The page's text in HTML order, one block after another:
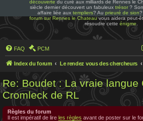
découverte du curé aux milliards de Rennes le
siècle dernier découvert un fabuleux trésor?
affaire liée aux templiers? Au prieuré de sion?
forum sur Rennes le Chateauvous aidera peut-
résoudre cetteénigme
FAQ PCM
Index du forum Le rendez vous des chercheurs
Re: Boudet : La vraie langue
Cromleck de RL
Règles du forum
Il est impératif de lire les règles avant de poster sur le